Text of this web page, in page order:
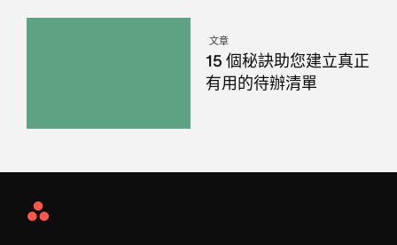
文章
15 個秘訣助您建立真正
有用的待辦清單
Asana